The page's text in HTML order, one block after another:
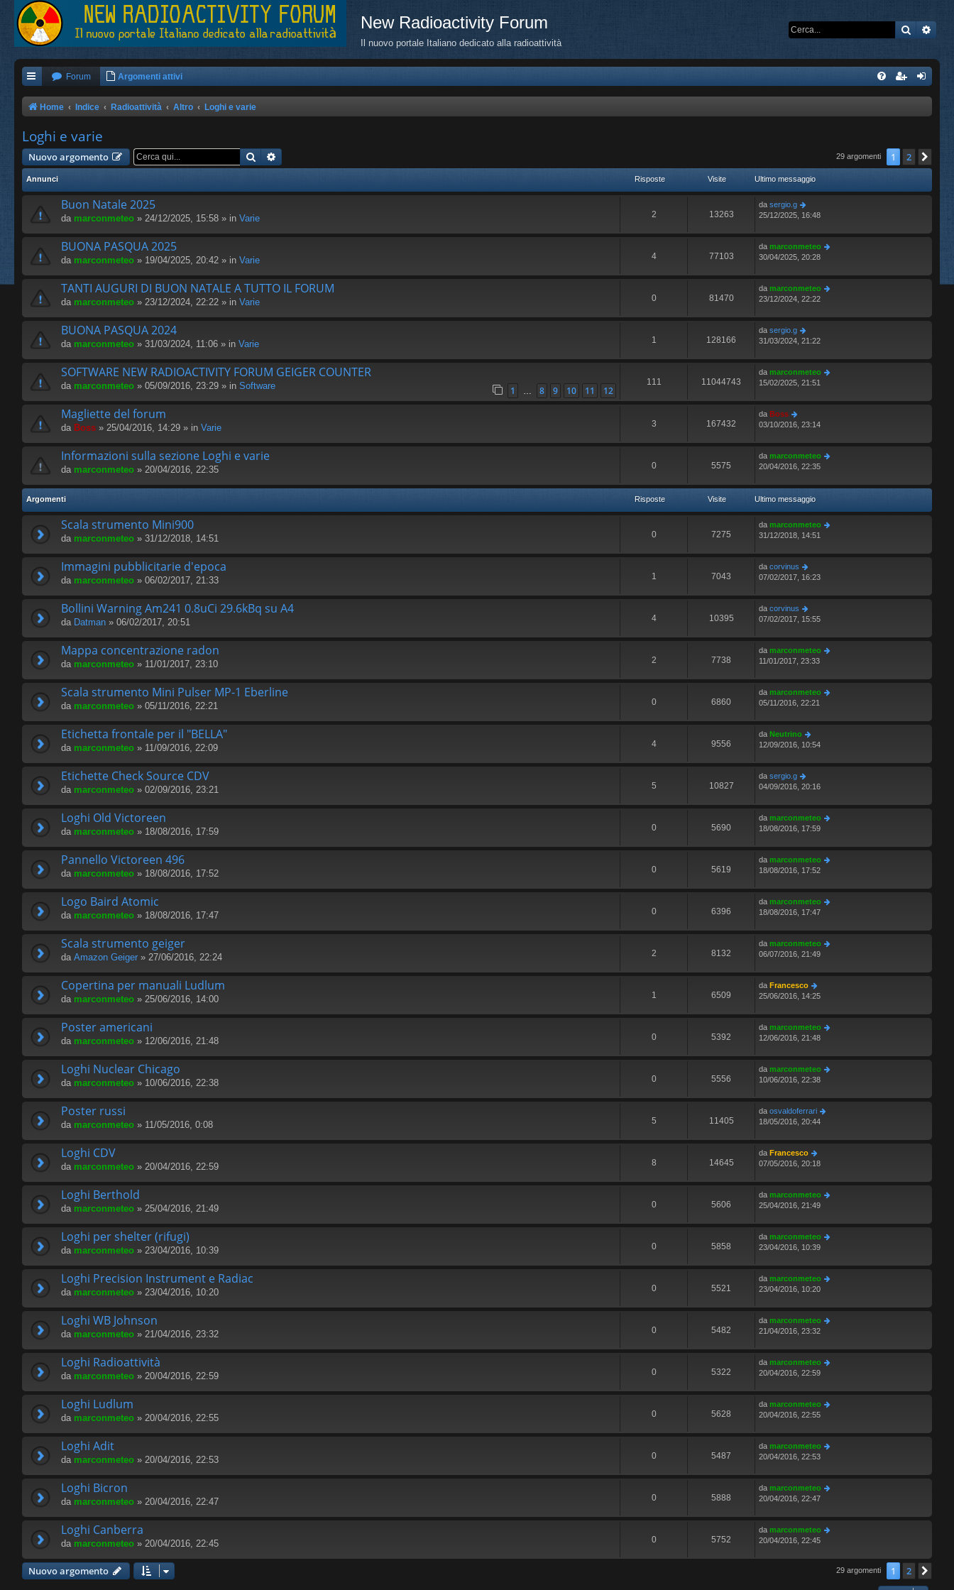
New Radioactivity Forum
Il nuovo portale Italiano dedicato alla radioattività
Cerca
Forum Argomenti attivi
Home Indice Radioattività Altro Loghi e varie
Loghi e varie
Nuovo argomento Cerca 29 argomenti 1 2
Annunci Risposte Visite Ultimo messaggio
Buon Natale 2025
da marconmeteo » 24/12/2025, 15:58 » in Varie 2 13263
da sergio.g
25/12/2025, 16:48
BUONA PASQUA 2025
da marconmeteo » 19/04/2025, 20:42 » in Varie 4 77103
da marconmeteo
30/04/2025, 20:28
TANTI AUGURI DI BUON NATALE A TUTTO IL FORUM
da marconmeteo » 23/12/2024, 22:22 » in Varie 0 81470
da marconmeteo
23/12/2024, 22:22
BUONA PASQUA 2024
da marconmeteo » 31/03/2024, 11:06 » in Varie 1 128166
da sergio.g
31/03/2024, 21:22
SOFTWARE NEW RADIOACTIVITY FORUM GEIGER COUNTER
da marconmeteo » 05/09/2016, 23:29 » in Software 1 … 8 9 10 11 12
111 11044743
da marconmeteo
15/02/2025, 21:51
Magliette del forum
da Boss » 25/04/2016, 14:29 » in Varie 3 167432
da Boss
03/10/2016, 23:14
Informazioni sulla sezione Loghi e varie
da marconmeteo » 20/04/2016, 22:35 0 5575
da marconmeteo
20/04/2016, 22:35
Argomenti Risposte Visite Ultimo messaggio
Scala strumento Mini900
da marconmeteo » 31/12/2018, 14:51 0 7275
da marconmeteo
31/12/2018, 14:51
Immagini pubblicitarie d'epoca
da marconmeteo » 06/02/2017, 21:33 1 7043
da corvinus
07/02/2017, 16:23
Bollini Warning Am241 0.8uCi 29.6kBq su A4
da Datman » 06/02/2017, 20:51 4 10395
da corvinus
07/02/2017, 15:55
Mappa concentrazione radon
da marconmeteo » 11/01/2017, 23:10 2 7738
da marconmeteo
11/01/2017, 23:33
Scala strumento Mini Pulser MP-1 Eberline
da marconmeteo » 05/11/2016, 22:21 0 6860
da marconmeteo
05/11/2016, 22:21
Etichetta frontale per il "BELLA"
da marconmeteo » 11/09/2016, 22:09 4 9556
da Neutrino
12/09/2016, 10:54
Etichette Check Source CDV
da marconmeteo » 02/09/2016, 23:21 5 10827
da sergio.g
04/09/2016, 20:16
Loghi Old Victoreen
da marconmeteo » 18/08/2016, 17:59 0 5690
da marconmeteo
18/08/2016, 17:59
Pannello Victoreen 496
da marconmeteo » 18/08/2016, 17:52 0 5619
da marconmeteo
18/08/2016, 17:52
Logo Baird Atomic
da marconmeteo » 18/08/2016, 17:47 0 6396
da marconmeteo
18/08/2016, 17:47
Scala strumento geiger
da Amazon Geiger » 27/06/2016, 22:24 2 8132
da marconmeteo
06/07/2016, 21:49
Copertina per manuali Ludlum
da marconmeteo » 25/06/2016, 14:00 1 6509
da Francesco
25/06/2016, 14:25
Poster americani
da marconmeteo » 12/06/2016, 21:48 0 5392
da marconmeteo
12/06/2016, 21:48
Loghi Nuclear Chicago
da marconmeteo » 10/06/2016, 22:38 0 5556
da marconmeteo
10/06/2016, 22:38
Poster russi
da marconmeteo » 11/05/2016, 0:08 5 11405
da osvaldoferrari
18/05/2016, 20:44
Loghi CDV
da marconmeteo » 20/04/2016, 22:59 8 14645
da Francesco
07/05/2016, 20:18
Loghi Berthold
da marconmeteo » 25/04/2016, 21:49 0 5606
da marconmeteo
25/04/2016, 21:49
Loghi per shelter (rifugi)
da marconmeteo » 23/04/2016, 10:39 0 5858
da marconmeteo
23/04/2016, 10:39
Loghi Precision Instrument e Radiac
da marconmeteo » 23/04/2016, 10:20 0 5521
da marconmeteo
23/04/2016, 10:20
Loghi WB Johnson
da marconmeteo » 21/04/2016, 23:32 0 5482
da marconmeteo
21/04/2016, 23:32
Loghi Radioattività
da marconmeteo » 20/04/2016, 22:59 0 5322
da marconmeteo
20/04/2016, 22:59
Loghi Ludlum
da marconmeteo » 20/04/2016, 22:55 0 5628
da marconmeteo
20/04/2016, 22:55
Loghi Adit
da marconmeteo » 20/04/2016, 22:53 0 5487
da marconmeteo
20/04/2016, 22:53
Loghi Bicron
da marconmeteo » 20/04/2016, 22:47 0 5888
da marconmeteo
20/04/2016, 22:47
Loghi Canberra
da marconmeteo » 20/04/2016, 22:45 0 5752
da marconmeteo
20/04/2016, 22:45
Nuovo argomento 29 argomenti 1 2